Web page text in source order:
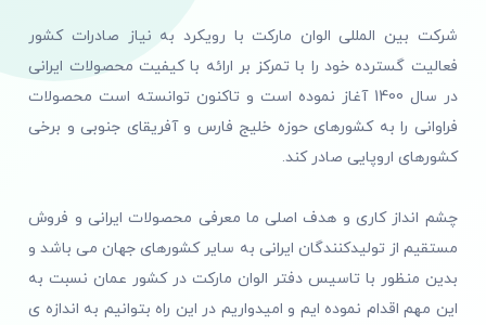
شرکت بین المللی الوان مارکت با رویکرد به نیاز صادرات کشور
فعالیت گسترده خود را با تمرکز بر ارائه با کیفیت محصولات ایرانی
در سال 1400 آغاز نموده است و تاکنون توانسته است محصولات
فراوانی را به کشورهای حوزه خلیج فارس و آفریقای جنوبی و برخی
کشورهای اروپایی صادر کند.
چشم انداز کاری و هدف اصلی ما معرفی محصولات ایرانی و فروش
مستقیم از تولیدکنندگان ایرانی به سایر کشورهای جهان می باشد و
بدین منظور با تاسیس دفتر الوان مارکت در کشور عمان نسبت به
این مهم اقدام نموده ایم و امیدواریم در این راه بتوانیم به اندازه ی